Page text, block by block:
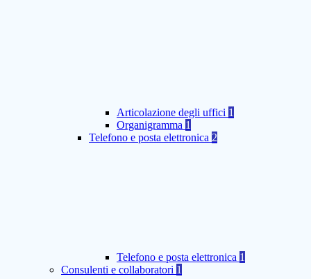
Articolazione degli uffici 1
Organigramma 1
Telefono e posta elettronica 2
Telefono e posta elettronica 1
Consulenti e collaboratori 1